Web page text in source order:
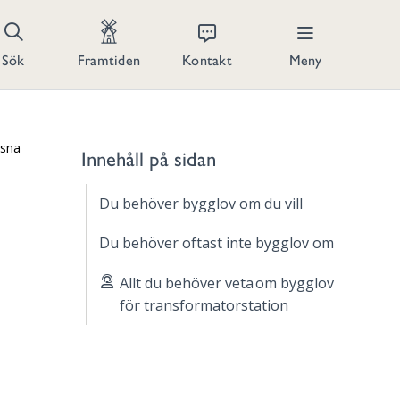
Sök Framtiden Kontakt Meny
Innehåll på sidan
Du behöver bygglov om du vill
Du behöver oftast inte bygglov om
Allt du behöver veta om bygglov
för transformatorstation